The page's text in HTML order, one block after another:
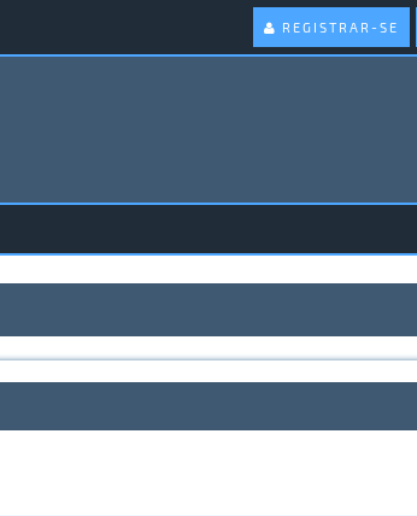
REGISTRAR-SE